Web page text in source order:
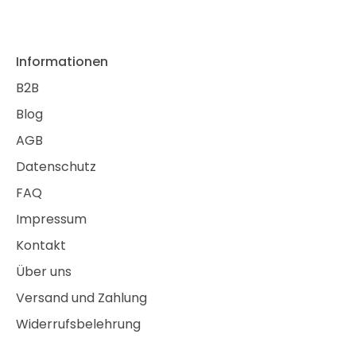
Informationen
B2B
Blog
AGB
Datenschutz
FAQ
Impressum
Kontakt
Über uns
Versand und Zahlung
Widerrufsbelehrung